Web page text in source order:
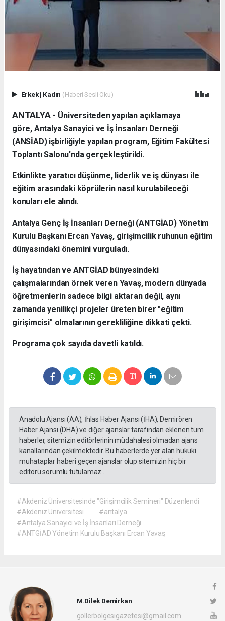
Erkek| Kadın (Haberi Sesli Oku)
ANTALYA - Üniversiteden yapılan açıklamaya
göre, Antalya Sanayici ve İş İnsanları Derneği
(ANSİAD) işbirliğiyle yapılan program, Eğitim Fakültesi
Toplantı Salonu'nda gerçekleştirildi.
Etkinlikte yaratıcı düşünme, liderlik ve iş dünyası ile
eğitim arasındaki köprülerin nasıl kurulabileceği
konuları ele alındı.
Antalya Genç İş İnsanları Derneği (ANTGİAD) Yönetim
Kurulu Başkanı Ercan Yavaş, girişimcilik ruhunun eğitim
dünyasındaki önemini vurguladı.
İş hayatından ve ANTGİAD bünyesindeki
çalışmalarından örnek veren Yavaş, modern dünyada
öğretmenlerin sadece bilgi aktaran değil, aynı
zamanda yenilikçi projeler üreten birer "eğitim
girişimcisi" olmalarının gerekliliğine dikkati çekti.
Programa çok sayıda davetli katıldı.
Anadolu Ajansı (AA), İhlas Haber Ajansı (İHA), Demirören
Haber Ajansı (DHA) ve diğer ajanslar tarafından eklenen tüm
haberler, sitemizin editörlerinin müdahalesi olmadan ajans
kanallarından çekilmektedir. Bu haberlerde yer alan hukuki
muhataplar haberi geçen ajanslar olup sitemizin hiç bir
editörü sorumlu tutulamaz...
#Akdeniz Üniversitesinde "Girişimcilik Semineri" Düzenlendi
#Akdeniz Üniversitesi
#antalya
#Antalya Sanayici ve İş İnsanları Derneği
#ANTGİAD Yönetim Kurulu Başkanı Ercan Yavaş
M.Dilek Demirkan
gollerbolgesigazetesi@gmail.com